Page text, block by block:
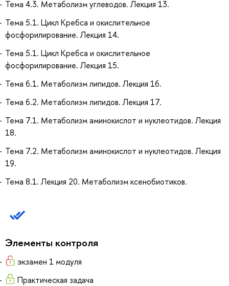
Тема 4.3. Метаболизм углеводов. Лекция 13.
Тема 5.1. Цикл Кребса и окислительное
фосфорилирование. Лекция 14.
Тема 5.1. Цикл Кребса и окислительное
фосфорилирование. Лекция 15.
Тема 6.1. Метаболизм липидов. Лекция 16.
Тема 6.2. Метаболизм липидов. Лекция 17.
Тема 7.1. Метаболизм аминокислот и нуклеотидов. Лекция
18.
Тема 7.2. Метаболизм аминокислот и нуклеотидов. Лекция
19.
Тема 8.1. Лекция 20. Метаболизм ксенобиотиков.
Элементы контроля
экзамен 1 модуля
Практическая задача